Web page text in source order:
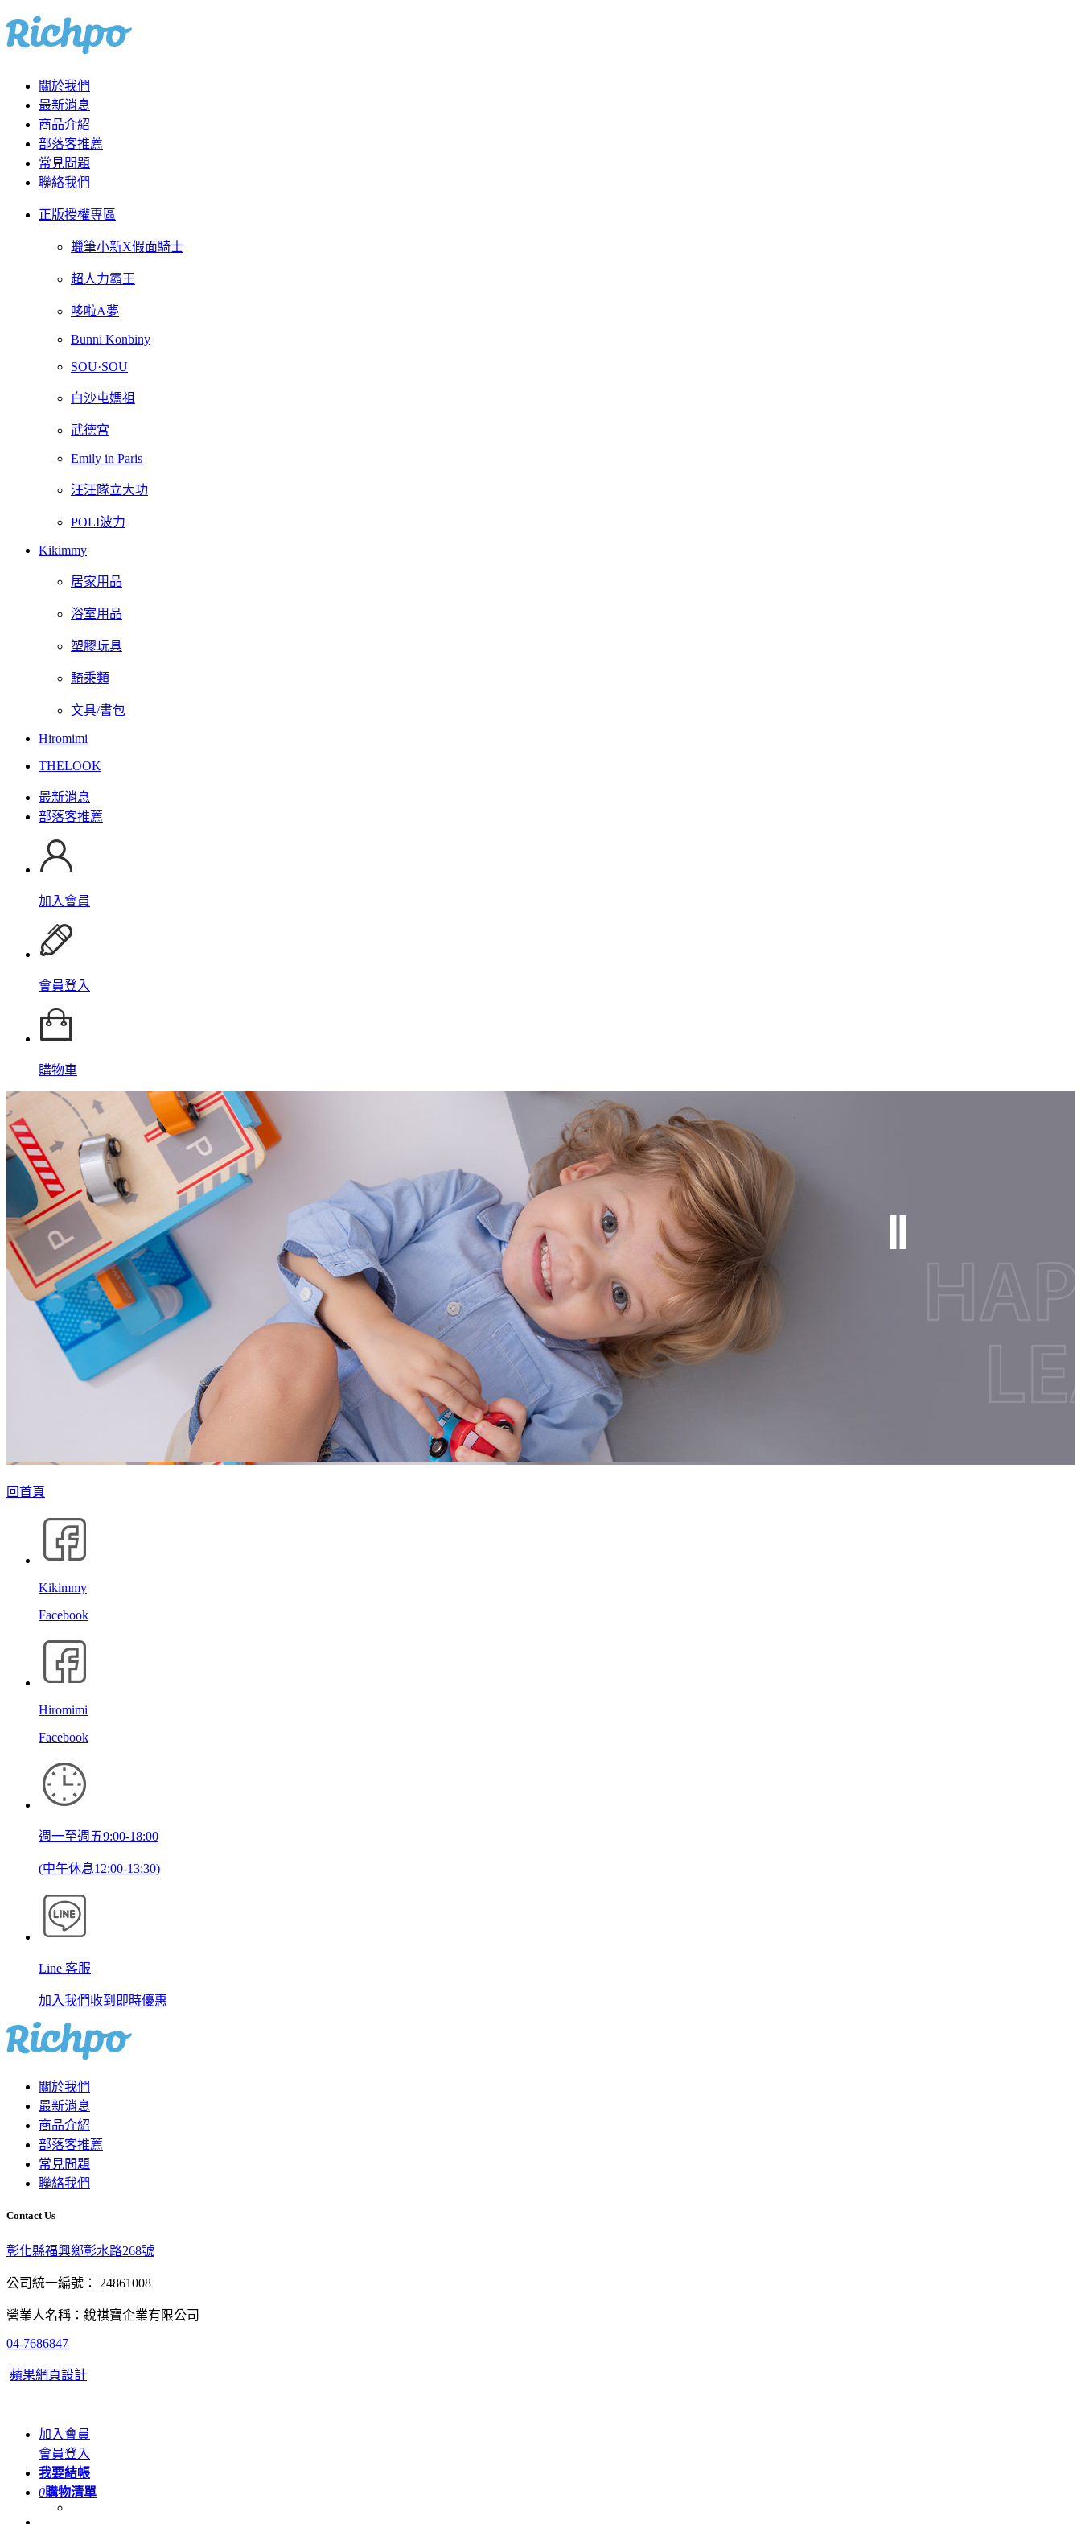
關於我們
最新消息
商品介紹
部落客推薦
常見問題
聯絡我們
正版授權專區
蠟筆小新X假面騎士
超人力霸王
哆啦A夢
Bunni Konbiny
SOU·SOU
白沙屯媽祖
武德宮
Emily in Paris
汪汪隊立大功
POLI波力
Kikimmy
居家用品
浴室用品
塑膠玩具
騎乘類
文具/書包
Hiromimi
THELOOK
最新消息
部落客推薦
加入會員
會員登入
購物車
回首頁
Kikimmy
Facebook
Hiromimi
Facebook
週一至週五9:00-18:00
(中午休息12:00-13:30)
Line 客服
加入我們收到即時優惠
關於我們
最新消息
商品介紹
部落客推薦
常見問題
聯絡我們
Contact Us
彰化縣福興鄉彰水路268號
公司統一編號： 24861008
營業人名稱：銳祺寶企業有限公司
04-7686847
蘋果網頁設計
加入會員
會員登入
我要結帳
0購物清單